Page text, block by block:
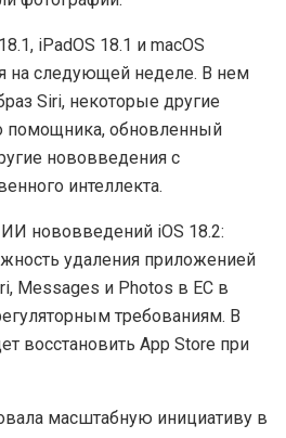
линейке iPhone 16.
QR-коды, текст,
и адреса электронной
контакты, переводить
Сервис получает доступ
генерировать изображения
фотографий.
iPadOS 18.1 и macOS
на следующей неделе. В нем
Siri, некоторые другие
помощника, обновленный
нововведения с
интеллекта.